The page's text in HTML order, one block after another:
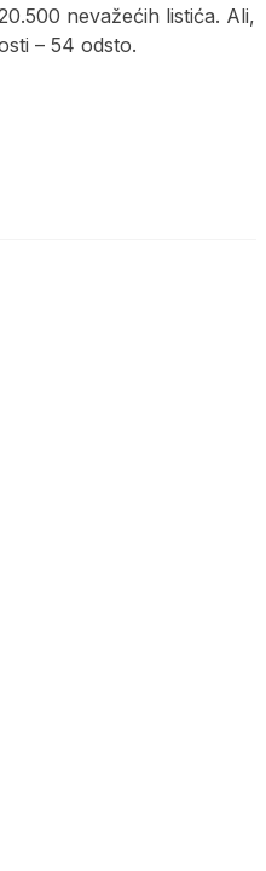
nevažećih listića. Ali,
– 54 odsto.